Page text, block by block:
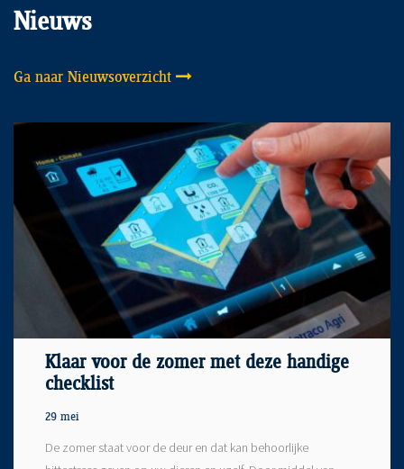
Nieuws
Ga naar Nieuwsoverzicht
Klaar voor de zomer met deze handige
checklist
29 mei
De zomer staat voor de deur en dat kan behoorlijke